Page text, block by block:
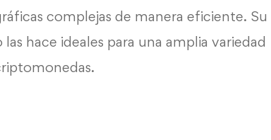
complejas de manera eficiente. Su
hace ideales para una amplia variedad